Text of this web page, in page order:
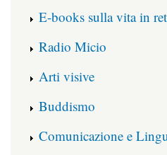
E-books sulla vita in
Radio Micio
Arti visive
Buddismo
Comunicazione e